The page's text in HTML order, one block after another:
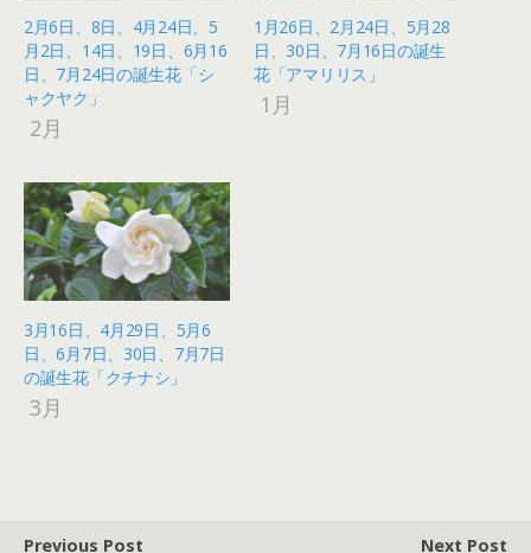
2月6日、8日、4月24日、5
月2日、14日、19日、6月16
日、7月24日の誕生花「シ
ャクヤク」
2月
1月26日、2月24日、5月28
日、30日、7月16日の誕生
花「アマリリス」
1月
3月16日、4月29日、5月6
日、6月7日、30日、7月7日
の誕生花「クチナシ」
3月
Previous Post Next Post